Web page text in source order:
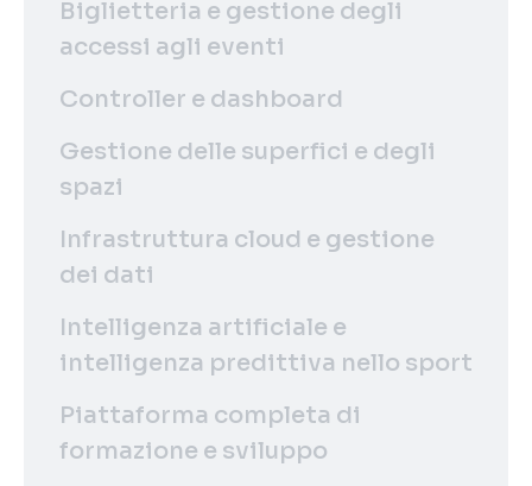
Biglietteria e gestione degli
accessi agli eventi
Controller e dashboard
Gestione delle superfici e degli
spazi
Infrastruttura cloud e gestione
dei dati
Intelligenza artificiale e
intelligenza predittiva nello sport
Piattaforma completa di
formazione e sviluppo